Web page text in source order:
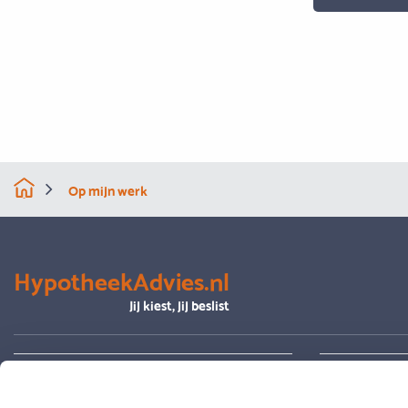
Op mijn werk
HypotheekAdvies.nl
Jij kiest, jij beslist